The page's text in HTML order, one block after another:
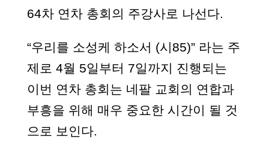
64차 연차 총회의 주강사로 나선다.
“우리를 소성케 하소서 (시85)” 라는 주
제로 4월 5일부터 7일까지 진행되는
이번 연차 총회는 네팔 교회의 연합과
부흥을 위해 매우 중요한 시간이 될 것
으로 보인다.